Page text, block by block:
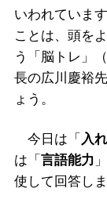
いわれていま
ことは、頭を
う「脳トレ」
長の広川慶裕
ょう。
今日は「 入
は「 言語能力
使して回答しま